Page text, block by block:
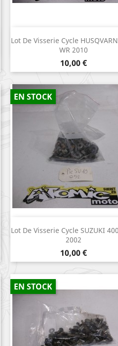
Lot De Visserie Cycle
WR 2010
Prix
10,00 €
Aperçu rapide
Lot De Visserie Cycle SUZUKI
2002
Prix
10,00 €
EN STOCK
Aperçu rapide
EN STOCK